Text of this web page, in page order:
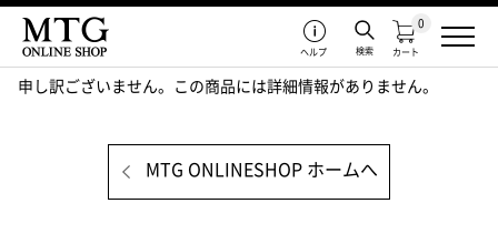
カート
0
検索
ヘルプ
申し訳ございません。この商品には詳細情報がありません。
MTG ONLINESHOP ホームへ